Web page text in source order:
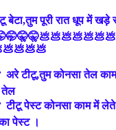
पूरी रात धूप में खड़े
टीटू,तुम कोनसा तेल
तेल
पेस्ट कोनसा काम में लेते
पेस्ट ।